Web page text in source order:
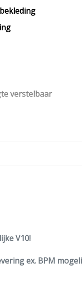
verstelbaar
V10!
ex. BPM